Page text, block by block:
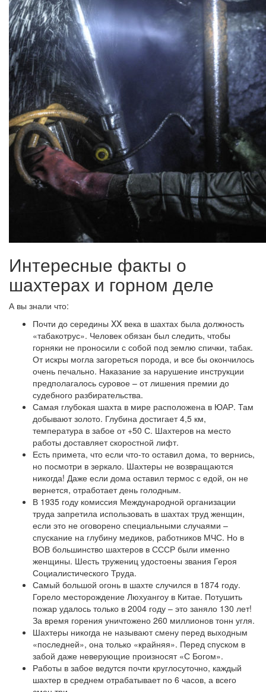
Интересные факты о
шахтерах и горном деле
А вы знали что:
Почти до середины XX века в шахтах была должность
«табакотрус». Человек обязан был следить, чтобы
горняки не проносили с собой под землю спички, табак.
От искры могла загореться порода, и все бы окончилось
очень печально. Наказание за нарушение инструкции
предполагалось суровое – от лишения премии до
судебного разбирательства.
Самая глубокая шахта в мире расположена в ЮАР. Там
добывают золото. Глубина достигает 4,5 км,
температура в забое от +50 С. Шахтеров на место
работы доставляет скоростной лифт.
Есть примета, что если что-то оставил дома, то вернись,
но посмотри в зеркало. Шахтеры не возвращаются
никогда! Даже если дома оставил термос с едой, он не
вернется, отработает день голодным.
В 1935 году комиссия Международной организации
труда запретила использовать в шахтах труд женщин,
если это не оговорено специальными случаями –
спускание на глубину медиков, работников МЧС. Но в
ВОВ большинство шахтеров в СССР были именно
женщины. Шесть тружениц удостоены звания Героя
Социалистического Труда.
Самый большой огонь в шахте случился в 1874 году.
Горело месторождение Люхуангоу в Китае. Потушить
пожар удалось только в 2004 году – это заняло 130 лет!
За время горения уничтожено 260 миллионов тонн угля.
Шахтеры никогда не называют смену перед выходным
«последней», она только «крайняя». Перед спуском в
забой даже неверующие произносят «С Богом».
Работы в забое ведутся почти круглосуточно, каждый
шахтер в среднем отрабатывает по 6 часов, а всего